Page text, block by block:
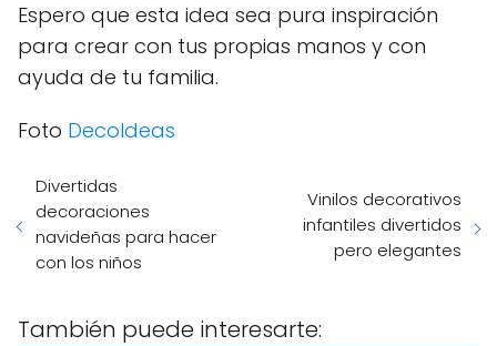
Espero que esta idea sea pura inspiración
para crear con tus propias manos y con
ayuda de tu familia.
Foto DecoIdeas
Divertidas
decoraciones
navideñas para hacer
con los niños
Vinilos decorativos
infantiles divertidos
pero elegantes
También puede interesarte: